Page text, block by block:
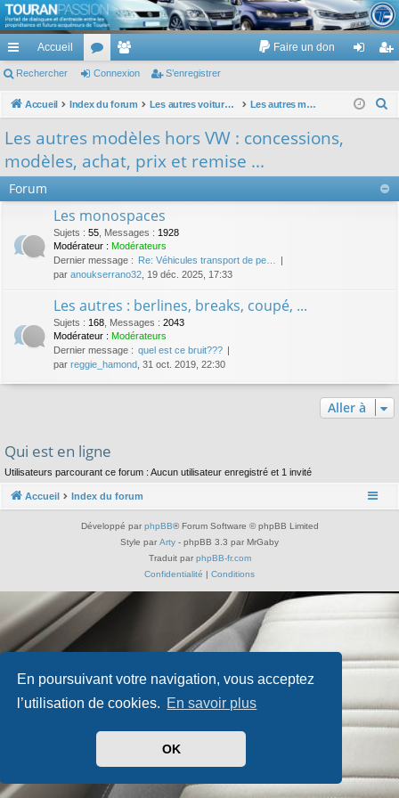
En poursuivant votre navigation, vous acceptez
l’utilisation de cookies. En savoir plus
OK
TouranPassion
Le forum des propriétaires ou futurs acquéreurs du Volkswagen Touran
cc
ès
Accueil
or
u
e
m
es
Faire un don
ne nr
Rechercher Connexion S’enregistrer
Accueil Index du forum Les autres voitures et ce qui touche à la voiture Les autres modèles hors VW : concessions, modèles, achat, prix et remise ...
r
Les autres modèles hors VW : concessions,
modèles, achat, prix et remise ...
Forum
Les monospaces
Sujets : 55 Messages : 1928
Modérateur : Modérateurs
Dernier message : Re: Véhicules transport de pe…
par anoukserrano32 , 19 déc. 2025, 17:33
Les autres : berlines, breaks, coupé, ...
Sujets : 168 Messages : 2043
Modérateur : Modérateurs
Dernier message : quel est ce bruit???
par reggie_hamond , 31 oct. 2019, 22:30
Aller à
Qui est en ligne
Utilisateurs parcourant ce forum : Aucun utilisateur enregistré et 1 invité
Accueil Index du forum
Développé par phpBB® Forum Software © phpBB Limited
Style par Arty - phpBB 3.3 par MrGaby
Traduit par phpBB-fr.com
Confidentialité | Conditions